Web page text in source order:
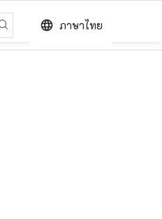
language ภาษาไทย